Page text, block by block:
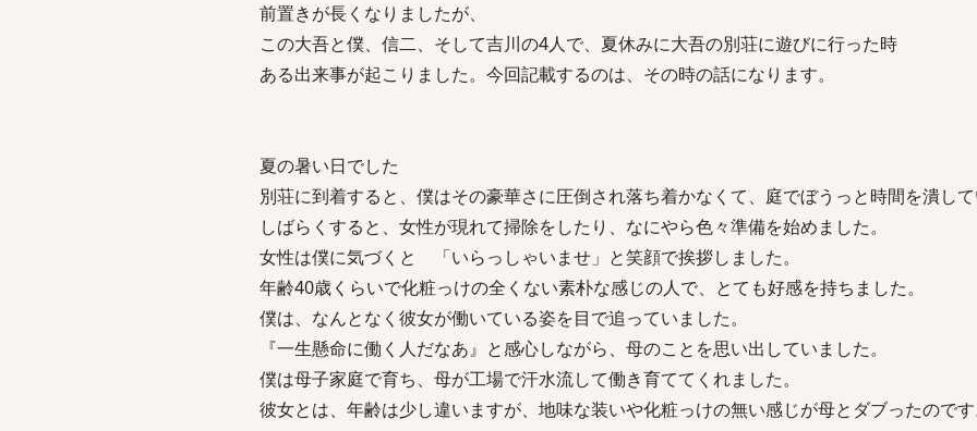
前置きが長くなりましたが、
この大吾と僕、信二、そして吉川の4人で、夏休みに大吾の別荘に遊びに行った時
ある出来事が起こりました。今回記載するのは、その時の話になります。
夏の暑い日でした
別荘に到着すると、僕はその豪華さに圧倒され落ち着かなくて、庭でぼうっと時間を潰し
しばらくすると、女性が現れて掃除をしたり、なにやら色々準備を始めました。
女性は僕に気づくと 「いらっしゃいませ」と笑顔で挨拶しました。
年齢40歳くらいで化粧っけの全くない素朴な感じの人で、とても好感を持ちました。
僕は、なんとなく彼女が働いている姿を目で追っていました。
『一生懸命に働く人だなあ』と感心しながら、母のことを思い出していました。
僕は母子家庭で育ち、母が工場で汗水流して働き育ててくれました。
彼女とは、年齢は少し違いますが、地味な装いや化粧っけの無い感じが母とダブったので